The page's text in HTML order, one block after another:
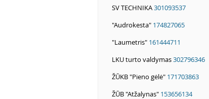
SV TECHNIKA301093537
"Audrokesta" 174827065
"Laumetris" 161444711
LKU turto valdymas302796346
ŽŪKB "Pieno gėlė" 171703863
ŽŪB "Atžalynas" 153656134